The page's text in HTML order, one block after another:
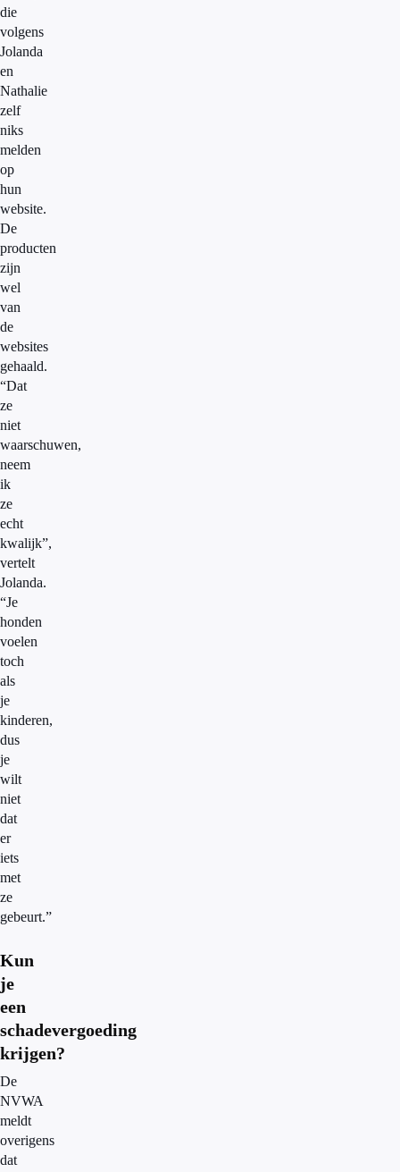
die
volgens
Jolanda
en
Nathalie
zelf
niks
melden
op
hun
website.
De
producten
zijn
wel
van
de
websites
gehaald.
“Dat
ze
niet
waarschuwen,
neem
ik
ze
echt
kwalijk”,
vertelt
Jolanda.
“Je
honden
voelen
toch
als
je
kinderen,
dus
je
wilt
niet
dat
er
iets
met
ze
gebeurt.”
Kun
je
een
schadevergoeding
krijgen?
De
NVWA
meldt
overigens
dat